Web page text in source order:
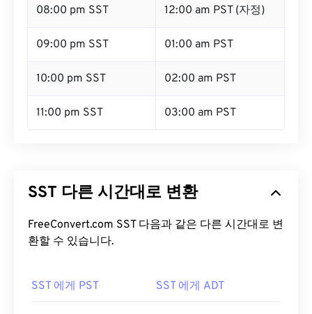
08:00 pm SST 12:00 am PST (자정)
09:00 pm SST 01:00 am PST
10:00 pm SST 02:00 am PST
11:00 pm SST 03:00 am PST
SST 다른 시간대로 변환
FreeConvert.com SST 다음과 같은 다른 시간대로 변
환할 수 있습니다.
SST 에게 PST SST 에게 ADT